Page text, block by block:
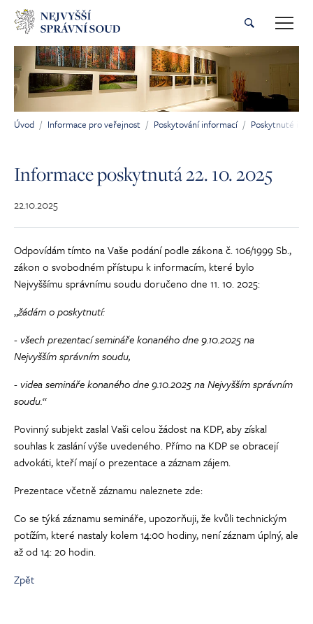
Přeskočit na hlavní obsah
Jsi tady:
Úvod Informace pro veřejnost Poskytování informací Poskytnuté
Informace poskytnutá 22. 10. 2025
22.10.2025
Odpovídám tímto na Vaše podání podle zákona č. 106/1999 Sb.,
zákon o svobodném přístupu k informacím, které bylo
Nejvyššímu správnímu soudu doručeno dne 11. 10. 2025:
„žádám o poskytnutí:
- všech prezentací semináře konaného dne 9.10.2025 na
Nejvyšším správním soudu,
- videa semináře konaného dne 9.10.2025 na Nejvyšším správním
soudu.“
Povinný subjekt zaslal Vaši celou žádost na KDP, aby získal
souhlas k zaslání výše uvedeného. Přímo na KDP se obracejí
advokáti, kteří mají o prezentace a záznam zájem.
Prezentace včetně záznamu naleznete zde:
Co se týká záznamu semináře, upozorňuji, že kvůli technickým
potížím, které nastaly kolem 14:00 hodiny, není záznam úplný, ale
až od 14: 20 hodin.
Zpět